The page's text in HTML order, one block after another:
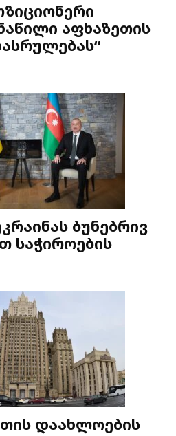
აფხაზეთის
ბუნებრივ
საჭიროების
დაახლოების